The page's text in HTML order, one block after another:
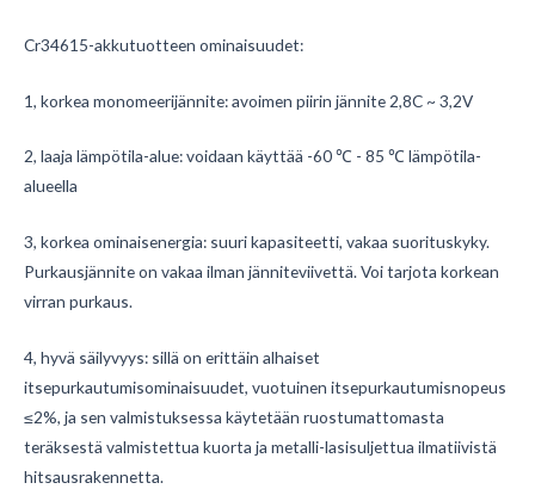
Cr34615-akkutuotteen ominaisuudet:
1, korkea monomeerijännite: avoimen piirin jännite 2,8C ~ 3,2V
2, laaja lämpötila-alue: voidaan käyttää -60 ℃ - 85 ℃ lämpötila-
alueella
3, korkea ominaisenergia: suuri kapasiteetti, vakaa suorituskyky.
Purkausjännite on vakaa ilman jänniteviivettä. Voi tarjota korkean
virran purkaus.
4, hyvä säilyvyys: sillä on erittäin alhaiset
itsepurkautumisominaisuudet, vuotuinen itsepurkautumisnopeus
≤2%, ja sen valmistuksessa käytetään ruostumattomasta
teräksestä valmistettua kuorta ja metalli-lasisuljettua ilmatiivistä
hitsausrakennetta.